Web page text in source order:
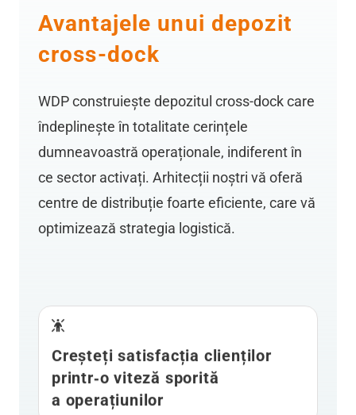
Avantajele unui depozit
cross-dock
WDP construiește depozitul cross-dock care
îndeplinește în totalitate cerințele
dumneavoastră operaționale, indiferent în
ce sector activați. Arhitecții noștri vă oferă
centre de distribuție foarte eficiente, care vă
optimizează strategia logistică.
Creșteți satisfacția clienților
printr‑o viteză sporită
a operațiunilor